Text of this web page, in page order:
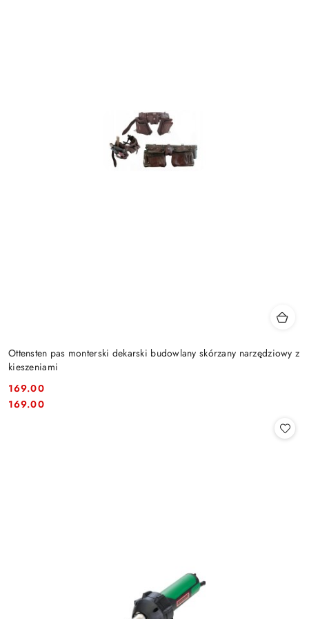
Ottensten pas monterski dekarski budowlany skórzany narzędziowy z
kieszeniami
Cena:
169.00
Cena:
169.00